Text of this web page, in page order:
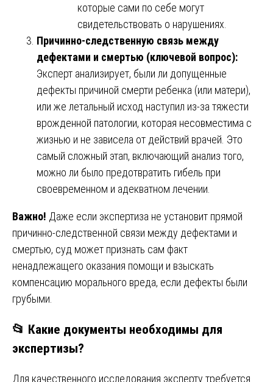
которые сами по себе могут
свидетельствовать о нарушениях.
Причинно-следственную связь между
дефектами и смертью (ключевой вопрос):
Эксперт анализирует, были ли допущенные
дефекты причиной смерти ребенка (или матери),
или же летальный исход наступил из-за тяжести
врожденной патологии, которая несовместима с
жизнью и не зависела от действий врачей. Это
самый сложный этап, включающий анализ того,
можно ли было предотвратить гибель при
своевременном и адекватном лечении.
Важно! Даже если экспертиза не установит прямой
причинно-следственной связи между дефектами и
смертью, суд может признать сам факт
ненадлежащего оказания помощи и взыскать
компенсацию морального вреда, если дефекты были
грубыми.
📂 Какие документы необходимы для
экспертизы?
Для качественного исследования эксперту требуется